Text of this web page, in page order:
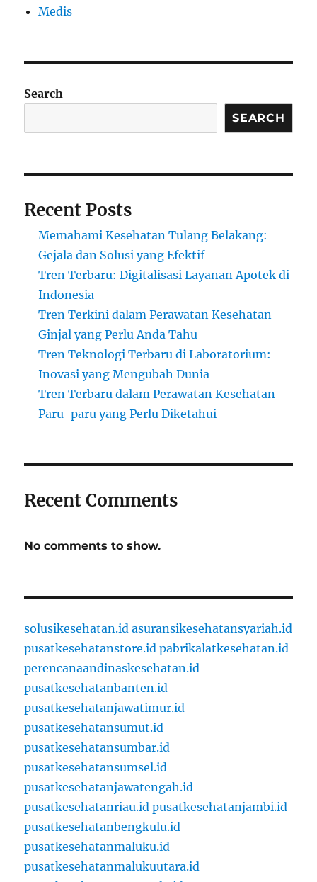
Medis
Search
SEARCH
Recent Posts
Memahami Kesehatan Tulang Belakang:
Gejala dan Solusi yang Efektif
Tren Terbaru: Digitalisasi Layanan Apotek di
Indonesia
Tren Terkini dalam Perawatan Kesehatan
Ginjal yang Perlu Anda Tahu
Tren Teknologi Terbaru di Laboratorium:
Inovasi yang Mengubah Dunia
Tren Terbaru dalam Perawatan Kesehatan
Paru-paru yang Perlu Diketahui
Recent Comments
No comments to show.
solusikesehatan.id asuransikesehatansyariah.id
pusatkesehatanstore.id pabrikalatkesehatan.id
perencanaandinaskesehatan.id
pusatkesehatanbanten.id
pusatkesehatanjawatimur.id
pusatkesehatansumut.id
pusatkesehatansumbar.id
pusatkesehatansumsel.id
pusatkesehatanjawatengah.id
pusatkesehatanriau.id pusatkesehatanjambi.id
pusatkesehatanbengkulu.id
pusatkesehatanmaluku.id
pusatkesehatanmalukuutara.id